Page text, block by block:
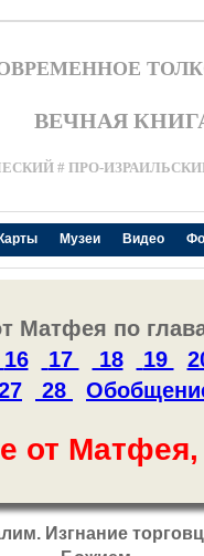
ВЕЧНАЯ
# ПРО-
Карты Музеи Видео
Матфея по
16 17 18 19
28
от Матфея,
Изгнание